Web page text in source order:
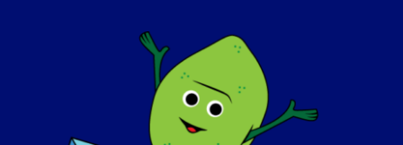
que vous souhaiteriez faire ?
Si ma LGMD pouvait être guérie demain, la
première chose que je voudrais faire serait
de participer à des activités sportives, car